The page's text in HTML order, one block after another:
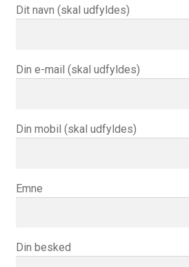
Dit navn (skal udfyldes)
Din e-mail (skal udfyldes)
Din mobil (skal udfyldes)
Emne
Din besked